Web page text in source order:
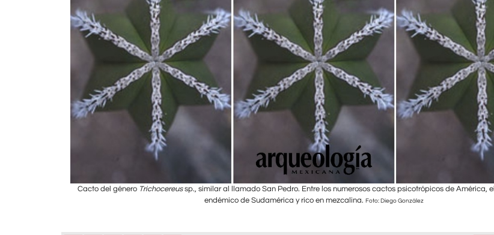
Cacto del género Trichocereussp., similar al llamado San Pedro. Entre los numerosos cactos psicotrópicos de América, el
endémico de Sudamérica y rico en mezcalina. Foto: Diego González